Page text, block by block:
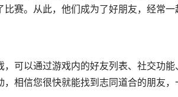
赛。从此，他们成为了好朋友，经常一
可以通过游戏内的好友列表、社交功
相信您很快就能找到志同道合的朋友，